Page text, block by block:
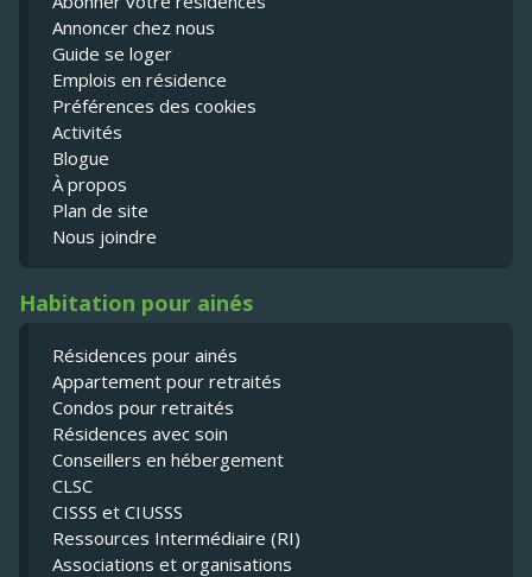
Annoncer chez nous
Guide se loger
Emplois en résidence
Préférences des cookies
Activités
Blogue
À propos
Plan de site
Nous joindre
Habitation pour ainés
Résidences pour ainés
Appartement pour retraités
Condos pour retraités
Résidences avec soin
Conseillers en hébergement
CLSC
CISSS et CIUSSS
Ressources Intermédiaire (RI)
Associations et organisations